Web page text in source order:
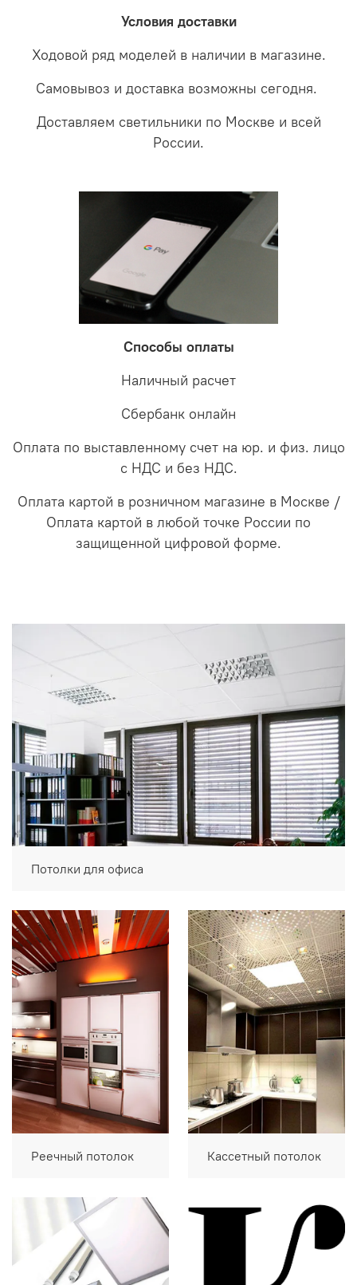
Условия доставки
Ходовой ряд моделей в наличии в магазине.
Самовывоз и доставка возможны сегодня.
Доставляем светильники по Москве и всей
России.
Способы оплаты
Наличный расчет
Сбербанк онлайн
Оплата по выставленному счет на юр. и физ. лицо
с НДС и без НДС.
Оплата картой в розничном магазине в Москве /
Оплата картой в любой точке России по
защищенной цифровой форме.
Потолки для офиса
Реечный потолок Кассетный потолок